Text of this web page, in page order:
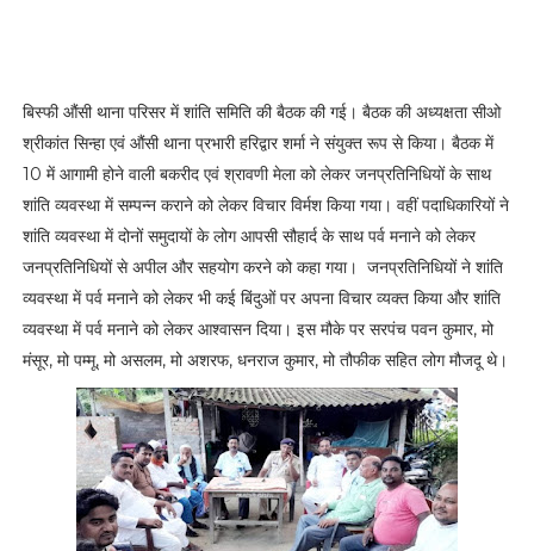
बिस्फी औंसी थाना परिसर में शांति समिति की बैठक की गई। बैठक की अध्यक्षता सीओ
श्रीकांत सिन्हा एवं औंसी थाना प्रभारी हरिद्वार शर्मा ने संयुक्त रूप से किया। बैठक में
10 में आगामी होने वाली बकरीद एवं श्रावणी मेला को लेकर जनप्रतिनिधियों के साथ
शांति व्यवस्था में सम्पन्न कराने को लेकर विचार विर्मश किया गया। वहीं पदाधिकारियों ने
शांति व्यवस्था में दोनों समुदायों के लोग आपसी सौहार्द के साथ पर्व मनाने को लेकर
जनप्रतिनिधियों से अपील और सहयोग करने को कहा गया। जनप्रतिनिधियों ने शांति
व्यवस्था में पर्व मनाने को लेकर भी कई बिंदुओं पर अपना विचार व्यक्त किया और शांति
व्यवस्था में पर्व मनाने को लेकर आश्वासन दिया। इस मौके पर सरपंच पवन कुमार, मो
मंसूर, मो पम्मू, मो असलम, मो अशरफ, धनराज कुमार, मो तौफीक सहित लोग मौजदू थे।